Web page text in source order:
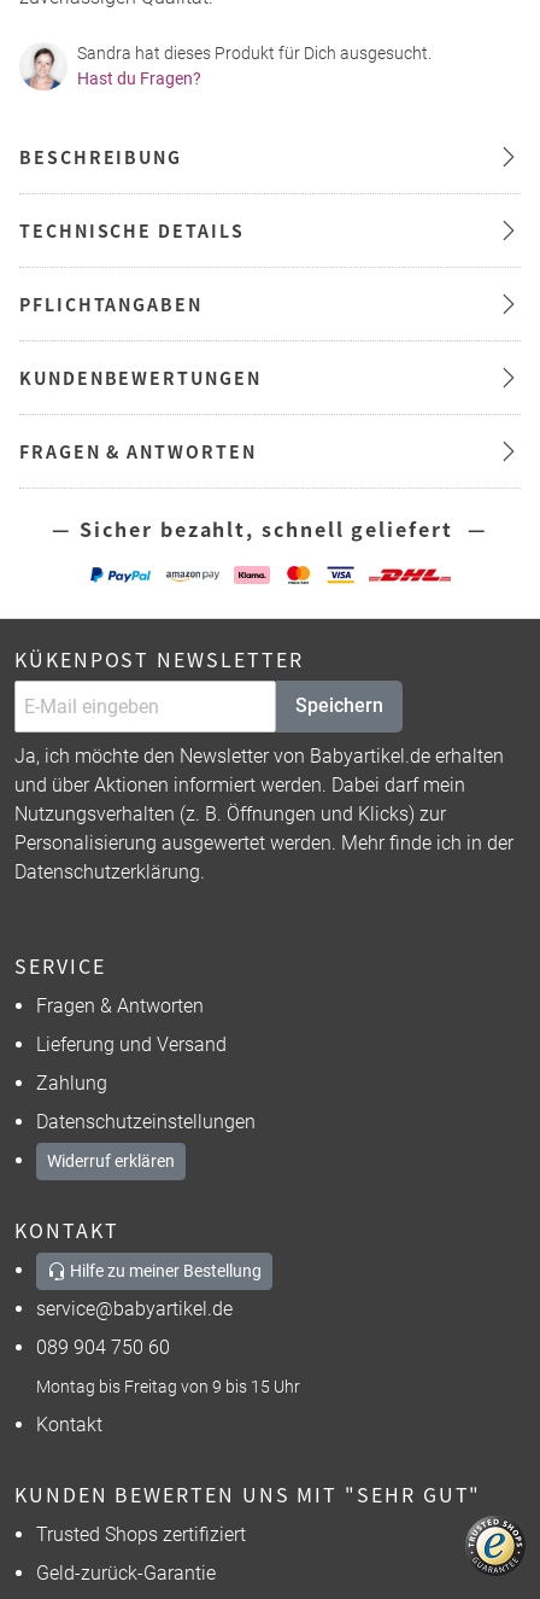
Sandra hat dieses Produkt für Dich ausgesucht.
Hast du Fragen?
BESCHREIBUNG
TECHNISCHE DETAILS
PFLICHTANGABEN
KUNDENBEWERTUNGEN
FRAGEN & ANTWORTEN
— Sicher bezahlt, schnell geliefert —
KÜKENPOST NEWSLETTER
Speichern
Ja, ich möchte den Newsletter von Babyartikel.de erhalten
und über Aktionen informiert werden. Dabei darf mein
Nutzungsverhalten (z. B. Öffnungen und Klicks) zur
Personalisierung ausgewertet werden. Mehr finde ich in der
Datenschutzerklärung.
SERVICE
Fragen & Antworten
Lieferung und Versand
Zahlung
Datenschutzeinstellungen
Widerruf erklären
KONTAKT
Hilfe zu meiner Bestellung
service@babyartikel.de
089 904 750 60
Montag bis Freitag von 9 bis 15 Uhr
Kontakt
KUNDEN BEWERTEN UNS MIT "SEHR GUT"
Trusted Shops zertifiziert
Geld-zurück-Garantie